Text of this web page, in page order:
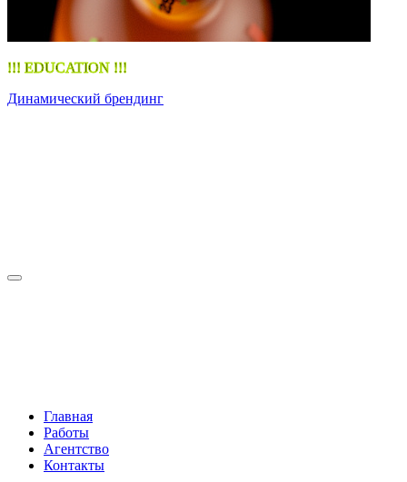
!!! EDUCATION !!!
Динамический брендинг
Главная
Работы
Агентство
Контакты